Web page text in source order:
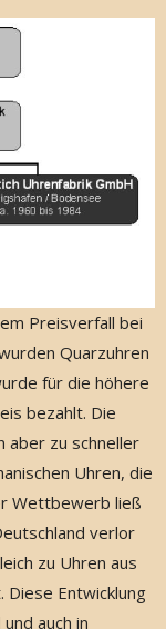
Preisverfall bei
Quarzuhren
für die höhere
bezahlt. Die
aber zu schneller
Uhren, die
Wettbewerb ließ
verlor
zu Uhren aus
Diese Entwicklung
auch in